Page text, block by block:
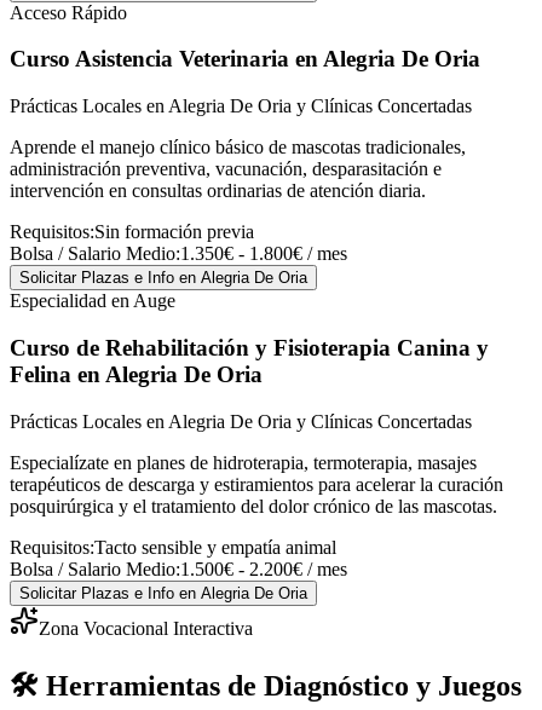
Acceso Rápido
Curso Asistencia Veterinaria en Alegria De Oria
Prácticas Locales en Alegria De Oria y Clínicas Concertadas
Aprende el manejo clínico básico de mascotas tradicionales,
administración preventiva, vacunación, desparasitación e
intervención en consultas ordinarias de atención diaria.
Requisitos:Sin formación previa
Bolsa / Salario Medio:1.350€ - 1.800€ / mes
Solicitar Plazas e Info en Alegria De Oria
Especialidad en Auge
Curso de Rehabilitación y Fisioterapia Canina y
Felina en Alegria De Oria
Prácticas Locales en Alegria De Oria y Clínicas Concertadas
Especialízate en planes de hidroterapia, termoterapia, masajes
terapéuticos de descarga y estiramientos para acelerar la curación
posquirúrgica y el tratamiento del dolor crónico de las mascotas.
Requisitos:Tacto sensible y empatía animal
Bolsa / Salario Medio:1.500€ - 2.200€ / mes
Solicitar Plazas e Info en Alegria De Oria
Zona Vocacional Interactiva
🛠️ Herramientas de Diagnóstico y Juegos